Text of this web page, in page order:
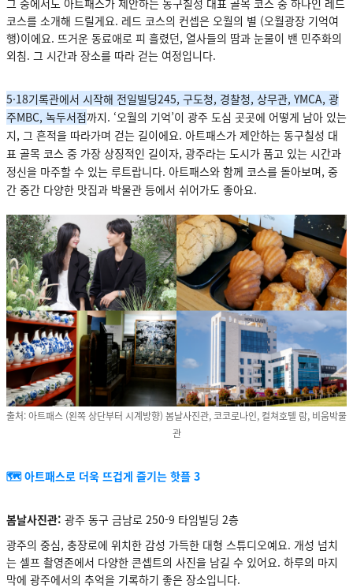
코스를 소개해 드릴게요. 레드 코스의 컨셉은 오월의 별 (오월광장 기억여
행)이에요. 뜨거운 동료애로 피 흘렸던, 열사들의 땀과 눈물이 밴 민주화의
외침. 그 시간과 장소를 따라 걷는 여정입니다.
5·18기록관에서 시작해 전일빌딩245, 구도청, 경찰청, 상무관, YMCA, 광
주MBC, 녹두서점까지. ‘오월의 기억’이 광주 도심 곳곳에 어떻게 남아 있는
지, 그 흔적을 따라가며 걷는 길이에요. 아트패스가 제안하는 동구칠성 대
표 골목 코스 중 가장 상징적인 길이자, 광주라는 도시가 품고 있는 시간과
정신을 마주할 수 있는 루트랍니다. 아트패스와 함께 코스를 돌아보며, 중
간 중간 다양한 맛집과 박물관 등에서 쉬어가도 좋아요.
출처: 아트패스 (왼쪽 상단부터 시계방향) 봄날사진관, 코코로나인, 컬쳐호텔 람, 비움박물
관
🗺️ 아트패스로 더욱 뜨겁게 즐기는 핫플 3
봄날사진관: 광주 동구 금남로 250-9 타임빌딩 2층
광주의 중심, 충장로에 위치한 감성 가득한 대형 스튜디오예요. 개성 넘치
는 셀프 촬영존에서 다양한 콘셉트의 사진을 남길 수 있어요. 하루의 마지
막에 광주에서의 추억을 기록하기 좋은 장소입니다.